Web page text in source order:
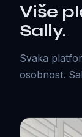
Više
Sally.
Svaka
osobnost.